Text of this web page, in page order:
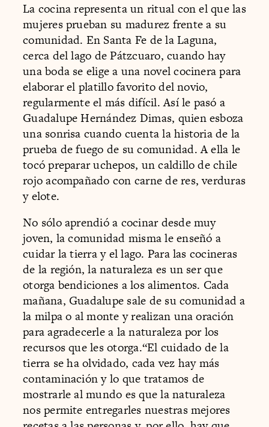
La cocina representa un ritual con el que las
mujeres prueban su madurez frente a su
comunidad. En Santa Fe de la Laguna,
cerca del lago de Pátzcuaro, cuando hay
una boda se elige a una novel cocinera para
elaborar el platillo favorito del novio,
regularmente el más difícil. Así le pasó a
Guadalupe Hernández Dimas, quien esboza
una sonrisa cuando cuenta la historia de la
prueba de fuego de su comunidad. A ella le
tocó preparar uchepos, un caldillo de chile
rojo acompañado con carne de res, verduras
y elote.
No sólo aprendió a cocinar desde muy
joven, la comunidad misma le enseñó a
cuidar la tierra y el lago. Para las cocineras
de la región, la naturaleza es un ser que
otorga bendiciones a los alimentos. Cada
mañana, Guadalupe sale de su comunidad a
la milpa o al monte y realizan una oración
para agradecerle a la naturaleza por los
recursos que les otorga.“El cuidado de la
tierra se ha olvidado, cada vez hay más
contaminación y lo que tratamos de
mostrarle al mundo es que la naturaleza
nos permite entregarles nuestras mejores